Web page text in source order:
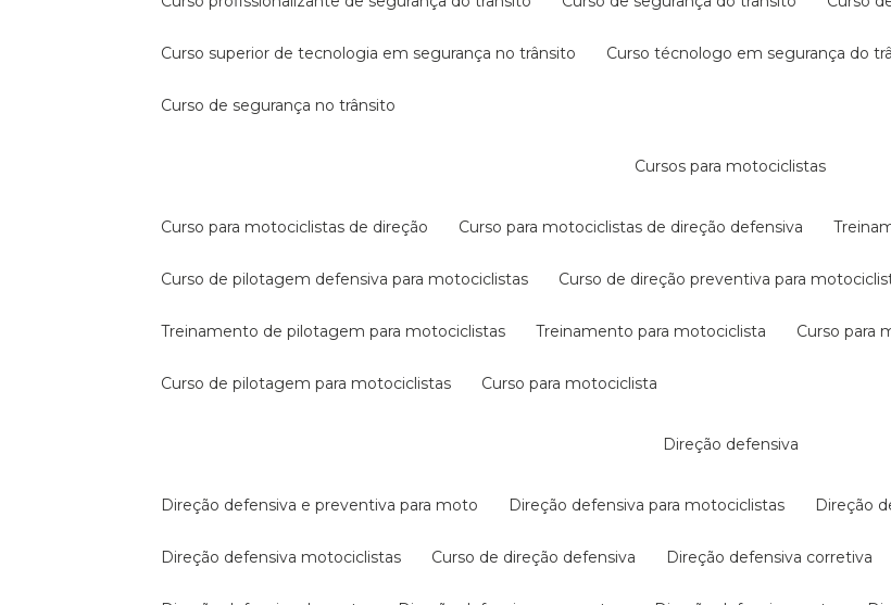
curso superior de tecnologia em segurança no trânsito curso técnologo em segurança do
curso de segurança no trânsito
cursos para motociclistas
curso para motociclistas de direção curso para motociclistas de direção defensiva
curso de pilotagem defensiva para motociclistas curso de direção preventiva para
treinamento de pilotagem para motociclistas treinamento para motociclista curso para
curso de pilotagem para motociclistas curso para motociclista
direção defensiva
direção defensiva e preventiva para moto direção defensiva para motociclistas direção
direção defensiva motociclistas curso de direção defensiva direção defensiva corretiva